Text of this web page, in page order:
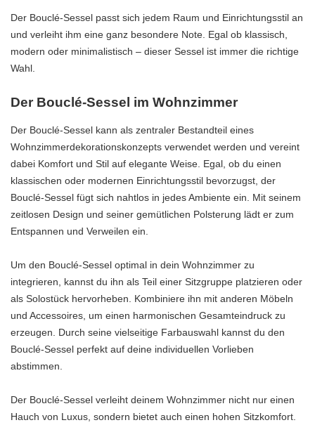
Der Bouclé-Sessel passt sich jedem Raum und Einrichtungsstil an
und verleiht ihm eine ganz besondere Note. Egal ob klassisch,
modern oder minimalistisch – dieser Sessel ist immer die richtige
Wahl.
Der Bouclé-Sessel im Wohnzimmer
Der Bouclé-Sessel kann als zentraler Bestandteil eines
Wohnzimmerdekorationskonzepts verwendet werden und vereint
dabei Komfort und Stil auf elegante Weise. Egal, ob du einen
klassischen oder modernen Einrichtungsstil bevorzugst, der
Bouclé-Sessel fügt sich nahtlos in jedes Ambiente ein. Mit seinem
zeitlosen Design und seiner gemütlichen Polsterung lädt er zum
Entspannen und Verweilen ein.
Um den Bouclé-Sessel optimal in dein Wohnzimmer zu
integrieren, kannst du ihn als Teil einer Sitzgruppe platzieren oder
als Solostück hervorheben. Kombiniere ihn mit anderen Möbeln
und Accessoires, um einen harmonischen Gesamteindruck zu
erzeugen. Durch seine vielseitige Farbauswahl kannst du den
Bouclé-Sessel perfekt auf deine individuellen Vorlieben
abstimmen.
Der Bouclé-Sessel verleiht deinem Wohnzimmer nicht nur einen
Hauch von Luxus, sondern bietet auch einen hohen Sitzkomfort.